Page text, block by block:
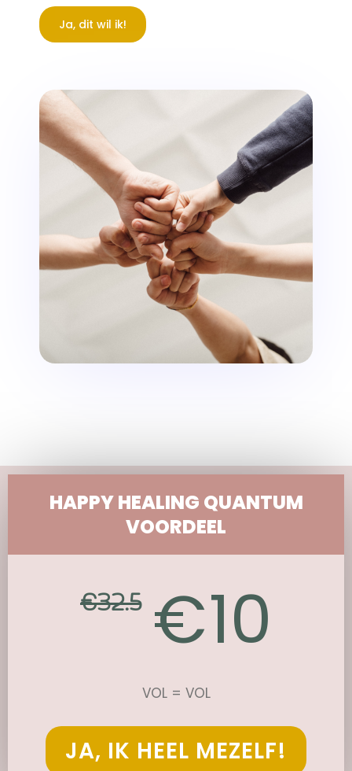
Ja, dit wil ik!
HAPPY HEALING QUANTUM
VOORDEEL
€32.5 €10
VOL = VOL
JA, IK HEEL MEZELF!